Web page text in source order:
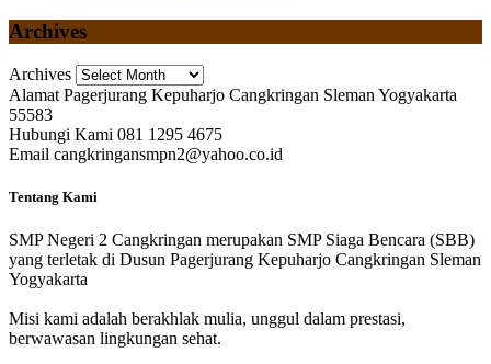
Archives
Archives
Alamat Pagerjurang Kepuharjo Cangkringan Sleman Yogyakarta
55583
Hubungi Kami 081 1295 4675
Email cangkringansmpn2@yahoo.co.id
Tentang Kami
SMP Negeri 2 Cangkringan merupakan SMP Siaga Bencara (SBB)
yang terletak di Dusun Pagerjurang Kepuharjo Cangkringan Sleman
Yogyakarta
Misi kami adalah berakhlak mulia, unggul dalam prestasi,
berwawasan lingkungan sehat.